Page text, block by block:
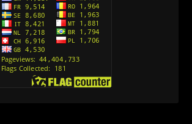
(Sinhronizovano na Srpski)
Sinhronizovano na Srpski
(Alvinnn!!! And the Chipmunks)
na Srpski